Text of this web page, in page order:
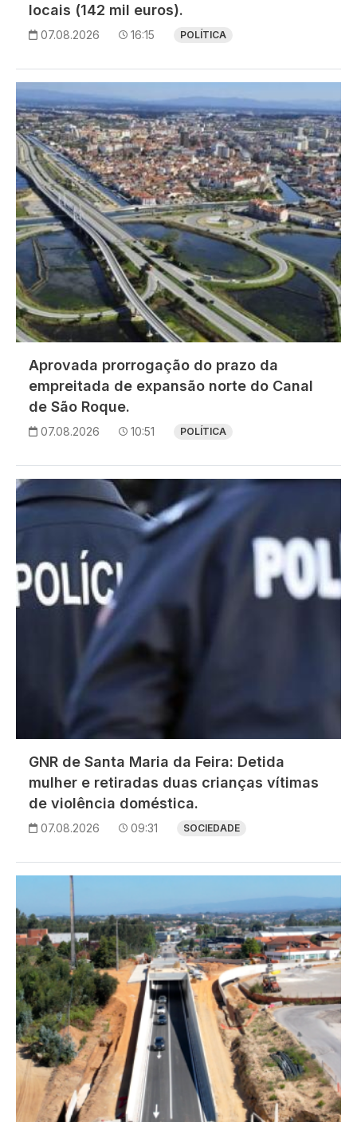
locais (142 mil euros).
07.08.2026 16:15 POLÍTICA
Imagem
Aprovada prorrogação do prazo da
empreitada de expansão norte do Canal
de São Roque.
07.08.2026 10:51 POLÍTICA
Imagem
GNR de Santa Maria da Feira: Detida
mulher e retiradas duas crianças vítimas
de violência doméstica.
07.08.2026 09:31 SOCIEDADE